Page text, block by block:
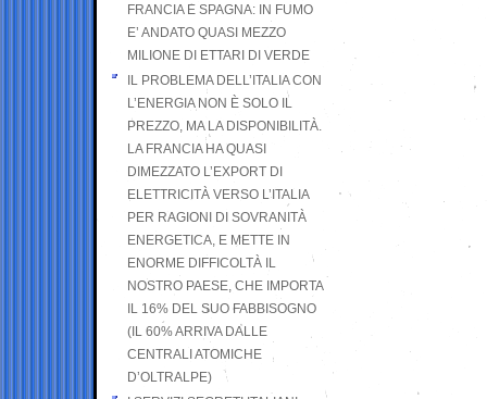
FRANCIA E SPAGNA: IN FUMO
E’ ANDATO QUASI MEZZO
MILIONE DI ETTARI DI VERDE
IL PROBLEMA DELL’ITALIA CON
L’ENERGIA NON È SOLO IL
PREZZO, MA LA DISPONIBILITÀ.
LA FRANCIA HA QUASI
DIMEZZATO L’EXPORT DI
ELETTRICITÀ VERSO L’ITALIA
PER RAGIONI DI SOVRANITÀ
ENERGETICA, E METTE IN
ENORME DIFFICOLTÀ IL
NOSTRO PAESE, CHE IMPORTA
IL 16% DEL SUO FABBISOGNO
(IL 60% ARRIVA DALLE
CENTRALI ATOMICHE
D’OLTRALPE)